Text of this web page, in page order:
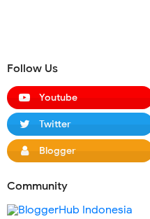
Follow Us
Youtube
Twitter
Blogger
Community